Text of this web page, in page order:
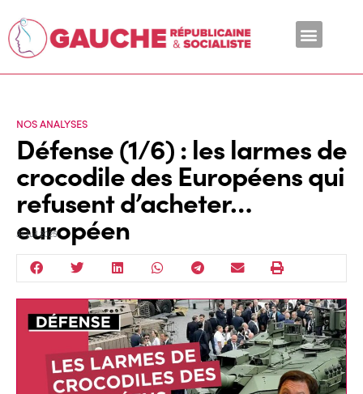
NOS ANALYSES
Défense (1/6) : les larmes de
crocodile des Européens qui
refusent d’acheter…
européen
31 Juil 2025